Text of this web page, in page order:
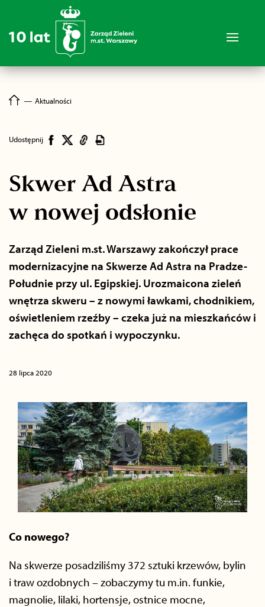
― Aktualności
Udostępnij
Skwer Ad Astra
w nowej odsłonie
Zarząd Zieleni m.st. Warszawy zakończył prace
modernizacyjne na Skwerze Ad Astra na Pradze-
Południe przy ul. Egipskiej. Urozmaicona zieleń
wnętrza skweru – z nowymi ławkami, chodnikiem,
oświetleniem rzeźby – czeka już na mieszkańców i
zachęca do spotkań i wypoczynku.
28 lipca 2020
Co nowego?
Na skwerze posadziliśmy 372 sztuki krzewów, bylin
i traw ozdobnych – zobaczymy tu m.in. funkie,
magnolie, lilaki, hortensje, ostnice mocne,